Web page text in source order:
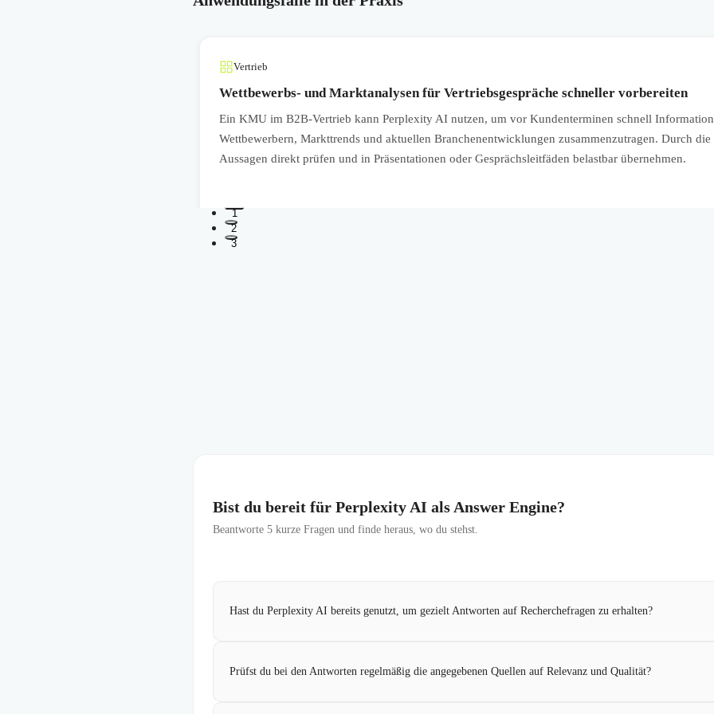
Vertrieb
Wettbewerbs- und Marktanalysen für Vertriebsgespräche schneller vorbereiten
Ein KMU im B2B-Vertrieb kann Perplexity AI nutzen, um vor Kundenterminen schnell
Wettbewerbern, Markttrends und aktuellen Branchenentwicklungen zusammenzutragen. Durch die
Aussagen direkt prüfen und in Präsentationen oder Gesprächsleitfäden belastbar übernehmen.
1
2
3
Bist du bereit für Perplexity AI als Answer Engine?
Beantworte 5 kurze Fragen und finde heraus, wo du stehst.
Hast du Perplexity AI bereits genutzt, um gezielt Antworten auf Recherchefragen zu erhalten?
Prüfst du bei den Antworten regelmäßig die angegebenen Quellen auf Relevanz und Qualität?